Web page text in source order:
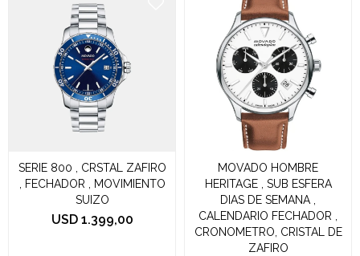
SERIE 800 , CRSTAL ZAFIRO
, FECHADOR , MOVIMIENTO
SUIZO
USD 1.399,00
MOVADO HOMBRE
HERITAGE , SUB ESFERA
DIAS DE SEMANA ,
CALENDARIO FECHADOR ,
CRONOMETRO, CRISTAL DE
ZAFIRO